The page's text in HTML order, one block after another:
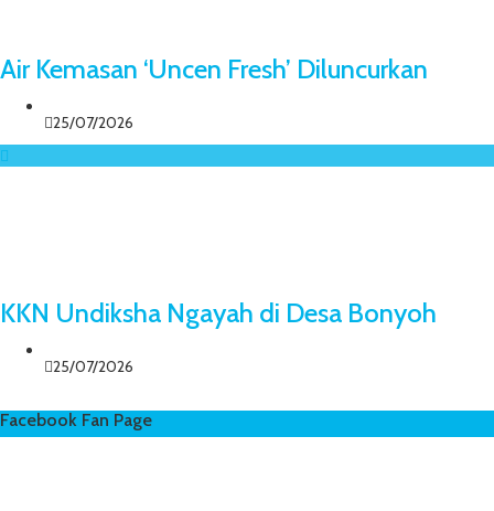
Air Kemasan ‘Uncen Fresh’ Diluncurkan
25/07/2026
KKN Undiksha Ngayah di Desa Bonyoh
25/07/2026
Facebook Fan Page